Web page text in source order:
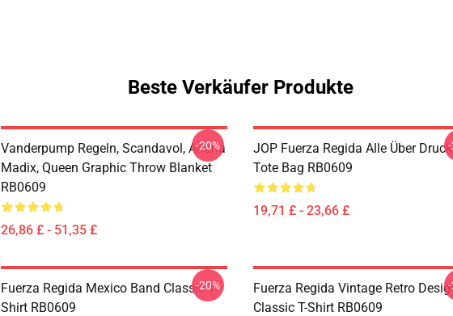
Beste Verkäufer Produkte
Vanderpump Regeln, Scandavol, Ariana
Madix, Queen Graphic Throw Blanket
RB0609
26,86 £ - 51,35 £
-20%
JOP Fuerza Regida Alle Über Druck
Tote Bag RB0609
19,71 £ - 23,66 £
Fuerza Regida Mexico Band Classic T-
Shirt RB0609
-20%
Fuerza Regida Vintage Retro
Classic T-Shirt RB0609